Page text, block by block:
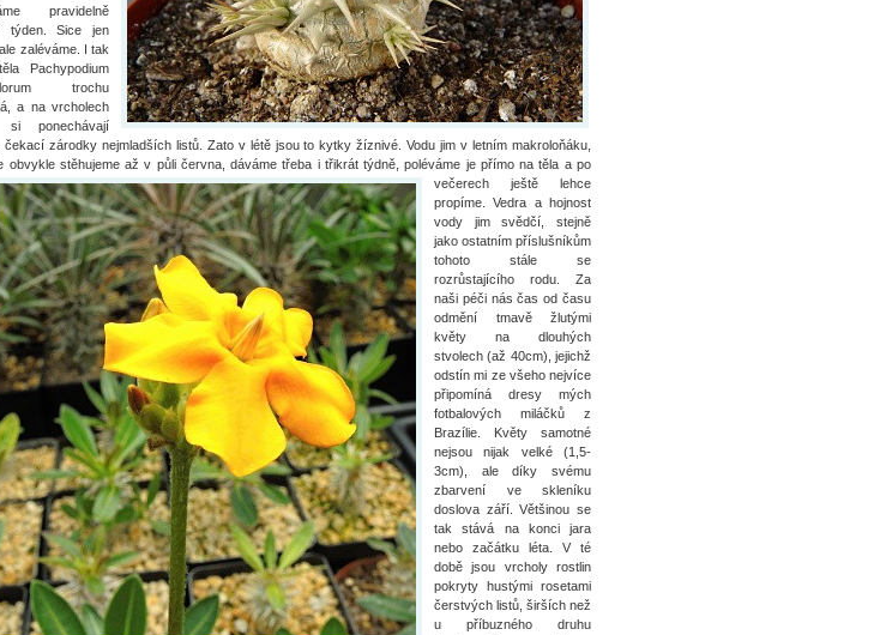
pravidelně
týden. Sice jen
zaléváme. I tak
Pachypodium
trochu
a na vrcholech
si ponechávají
čekací zárodky nejmladších listů. Zato v létě jsou to kytky žíznivé. Vodu jim v letním makroloňáku,
obvykle stěhujeme až v půli června, dáváme třeba i třikrát týdně, poléváme je přímo na těla a po
večerech ještě lehce
propíme. Vedra a hojnost
vody jim svědčí, stejně
jako ostatním příslušníkům
tohoto stále se
rozrůstajícího rodu. Za
naši péči nás čas od času
odmění tmavě žlutými
květy na dlouhých
stvolech (až 40cm), jejichž
odstín mi ze všeho nejvíce
připomíná dresy mých
fotbalových miláčků z
Brazílie. Květy samotné
nejsou nijak velké (1,5-
3cm), ale díky svému
zbarvení ve skleníku
doslova září. Většinou se
tak stává na konci jara
nebo začátku léta. V té
době jsou vrcholy rostlin
pokryty hustými rosetami
čerstvých listů, širších než
u příbuzného druhu